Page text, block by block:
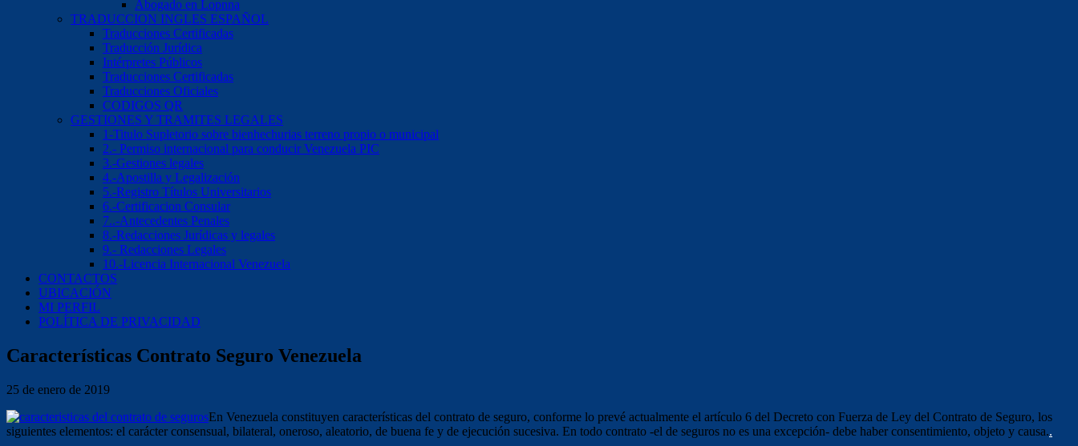
Abogado en Lopnna
TRADUCCION INGLES ESPAÑOL
Traducciones Certificadas
Traducción Jurídica
Intérpretes Públicos
Traducciones Certificadas
Traducciones Oficiales
CODIGOS QR
GESTIONES Y TRAMITES LEGALES
1-Titulo Supletorio sobre bienhechurias terreno propio o municipal
2.- Permiso internacional para conducir Venezuela PIC
3.-Gestiones legales
4.-Apostilla y Legalización
5.-Registro Títulos Universitarios
6.-Certificacion Consular
7..-Antecedentes Penales
8.-Redacciones Jurídicas y legales
9.- Redacciones Legales
10.-Licencia Internacional Venezuela
CONTACTOS
UBICACIÓN
MI PERFIL
POLÍTICA DE PRIVACIDAD
Características Contrato Seguro Venezuela
25 de enero de 2019
En Venezuela constituyen características del contrato de seguro, conforme lo prevé actualmente el artículo 6 del Decreto con Fuerza de Ley del Contrato de Seguro, los
siguientes elementos: el carácter consensual, bilateral, oneroso, aleatorio, de buena fe y de ejecución sucesiva. En todo contrato -el de seguros no es una excepción- debe haber consentimiento, objeto y causa..